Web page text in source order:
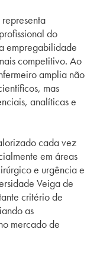
do
empregabilidade
competitivo. Ao
amplia não
mas
analíticas e
cada vez
em áreas
e urgência e
Veiga de
critério de
as
mercado de